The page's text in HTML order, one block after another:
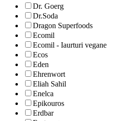
Dr. Goerg
Dr.Soda
Dragon Superfoods
Ecomil
Ecomil - Iaurturi vegane
Ecos
Eden
Ehrenwort
Eliah Sahil
Enelca
Epikouros
Erdbar